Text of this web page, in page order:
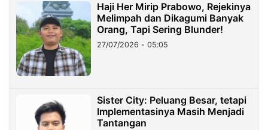
Haji Her Mirip Prabowo, Rejekinya
Melimpah dan Dikagumi Banyak
Orang, Tapi Sering Blunder!
27/07/2026 - 05:05
Sister City: Peluang Besar, tetapi
Implementasinya Masih Menjadi
Tantangan